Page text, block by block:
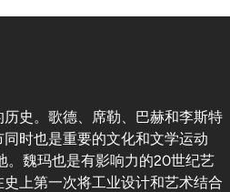
史。歌德、席勒、巴赫和李斯特
时也是重要的文化和文学运动
魏玛也是有影响力的20世纪艺
上第一次将工业设计和艺术结合